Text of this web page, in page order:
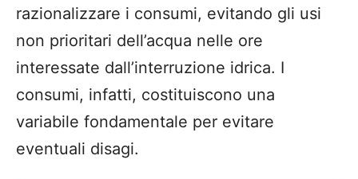
razionalizzare i consumi, evitando gli usi
non prioritari dell’acqua nelle ore
interessate dall’interruzione idrica. I
consumi, infatti, costituiscono una
variabile fondamentale per evitare
eventuali disagi.